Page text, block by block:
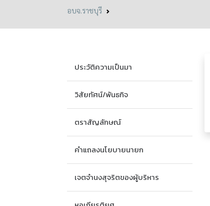
อบจ.ราชบุรี
ประวัติความเป็นมา
วิสัยทัศน์/พันธกิจ
ตราสัญลักษณ์
คำแถลงนโยบายนายก
เจตจำนงสุจริตของผู้บริหาร